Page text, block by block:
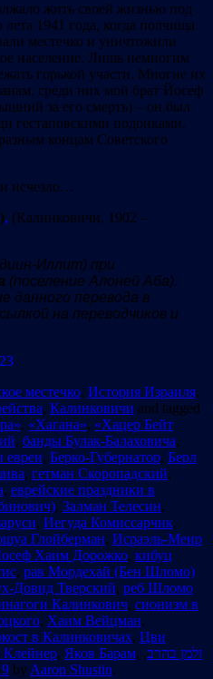
жить своей жизнью под
1941 года, когда полчища
местечко и уничтожили
население. Лишь немногим
горькой участи. Многие их
среди них мой брат Йосеф
за его смерть) – он был
гестаповскими подонками.
концам Советского
исчезло…
, (Калинковичи, 1902 –
Иллит) при
(поселение Алоней Аба).
данного перевода в
на переводчиков и
местечко, История Израиля,
, Калинковичи and tagged
, «Хагана», «Хацер Бейт
, банды Булак-Балаховича,
евреи, Берко-Губернатор, Берл
, гетман Скоропадский,
, еврейские праздники в
, Залман Телесин,
, Иегуда Комиссарчик,
Глойберман, Исраэль-Меир
Хаим Дорожко, кибуц
, рав Мордехай (Бен Шломо)
Довид Тверский, реб Шломо
Калинкович, сионизм в
, Хаим Вейцман,
в Калинковичах, Цви
Клейнер, Яков Барам, זלמן בהרב,
by Aaron Shustin.